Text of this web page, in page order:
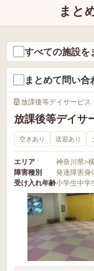
まと
すべての施設を
まとめて問い合
放課後等デイサービス
放課後等デイサ
空きあり 送迎あり
エリア 神奈川県>
障害種別
発達障害身
受け入れ年齢小学生中学